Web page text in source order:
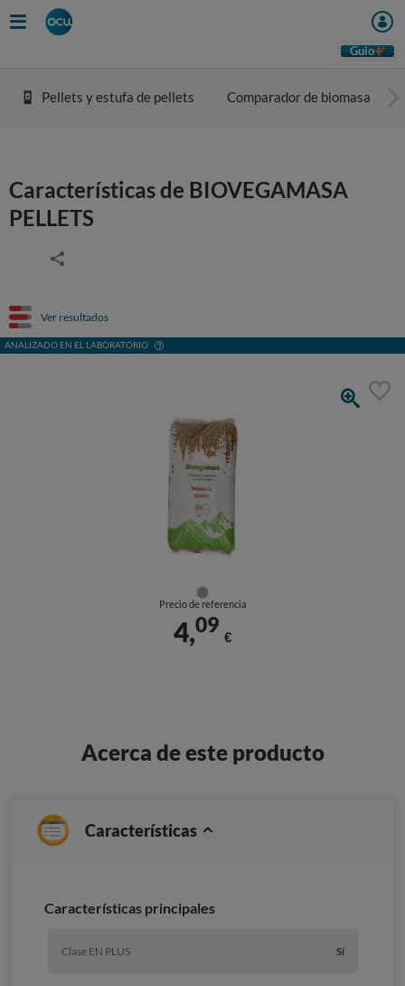
Guio
Pellets y estufa de pellets Comparador de biomasa
Características de BIOVEGAMASA
PELLETS
Ver resultados
ANALIZADO EN EL LABORATORIO
Precio de referencia
4,09
€
Acerca de este producto
Características
Características principales
Clase EN PLUS Sí